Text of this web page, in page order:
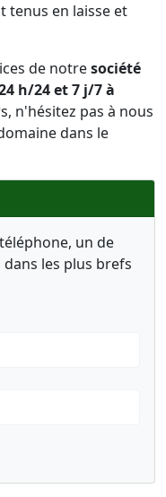
tenus en laisse et
de notresociété
h/24 et 7 j/7 à
n'hésitez pas à nous
dans le
un de
les plus brefs